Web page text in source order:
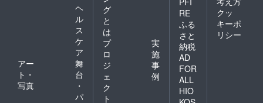
ヘ
ル
ス
ケ
ア
アー
ト・
写真
舞
台
・
パ
グ
と
は
プ
ロ
ジ
ェ
ク
ト
実
施
事
例
RE
ふる
さと
納税
AD
FOR
ALL
HIO
クッ
キーポ
リシー